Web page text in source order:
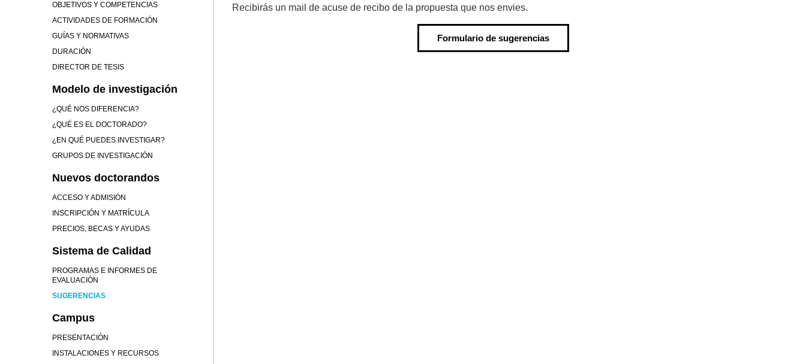
Recibirás un mail de acuse de recibo de la propuesta que nos envies.
Formulario de sugerencias
OBJETIVOS Y COMPETENCIAS
ACTIVIDADES DE FORMACIÓN
GUÍAS Y NORMATIVAS
DURACIÓN
DIRECTOR DE TESIS
Modelo de investigación
¿QUÉ NOS DIFERENCIA?
¿QUÉ ES EL DOCTORADO?
¿EN QUÉ PUEDES INVESTIGAR?
GRUPOS DE INVESTIGACIÓN
Nuevos doctorandos
ACCESO Y ADMISIÓN
INSCRIPCIÓN Y MATRÍCULA
PRECIOS, BECAS Y AYUDAS
Sistema de Calidad
PROGRAMAS E INFORMES DE
EVALUACIÓN
SUGERENCIAS
Campus
PRESENTACIÓN
INSTALACIONES Y RECURSOS